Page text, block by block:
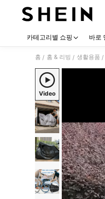
카테고리별 쇼핑 바로
홈 / 홈 & 리빙 / 생활용품 /
Video